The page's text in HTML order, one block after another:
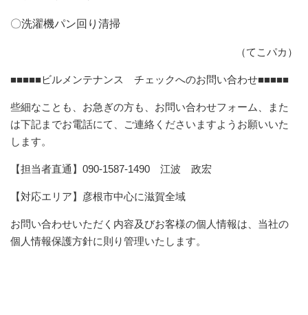
〇洗濯機パン回り清掃
（てこパカ）
■■■■■ビルメンテナンス チェックへのお問い合わせ■■■■■
些細なことも、お急ぎの方も、お問い合わせフォーム、また
は下記までお電話にて、ご連絡くださいますようお願いいた
します。
【担当者直通】090-1587-1490 江波 政宏
【対応エリア】彦根市中心に滋賀全域
お問い合わせいただく内容及びお客様の個人情報は、当社の
個人情報保護方針に則り管理いたします。